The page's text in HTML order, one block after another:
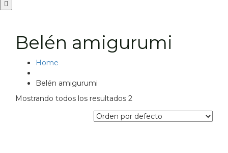
Belén amigurumi
Home
Belén amigurumi
Mostrando todos los resultados 2